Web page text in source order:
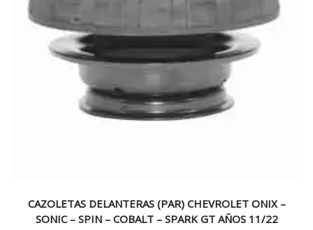
CAZOLETAS DELANTERAS (PAR) CHEVROLET ONIX –
SONIC – SPIN – COBALT – SPARK GT AÑOS 11/22